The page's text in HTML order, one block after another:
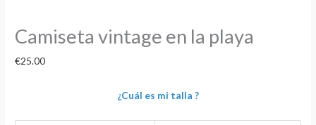
Camiseta vintage en la playa
€25.00
¿Cuál es mi talla ?